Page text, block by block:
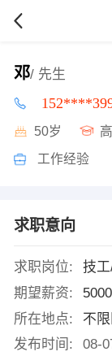
邓/ 先生
50岁
工作经验
求职意向
求职岗位:
技
期望薪资:
所在地点:
不
发布时间:
08-